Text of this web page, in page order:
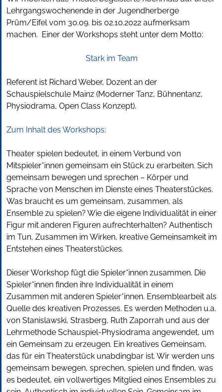
Lehrgangswochenende in der Jugendherberge
Prüm/Eifel vom 30.09. bis 02.10.2022 aufmerksam
machen. Einer der Workshops steht unter dem Motto:
Stark im Team
Referent ist Richard Weber, Dozent an der
Schauspielschule Mainz (Moderner Tanz, Bühnentanz,
Physiodrama, Open Class Konzept).
Zum Inhalt des Workshops:
Theater spielen bedeutet, in einem Verbund von
Mitspieler*innen gemeinsam ein Stück zu erarbeiten. Sich
gemeinsam bewegen und sprechen – Körper und
Sprache von Menschen im Dienste eines Theaterstückes.
Was braucht es um gemeinsam, zusammen, als
Ensemble zu spielen? Wie die eigene Individualität in einer
Figur mit anderen Figuren aufrechterhalten? Authentisch
im Tun, Zusammen im Wirken, kreative Gemeinsamkeit im
Entstehen eines Theaterstückes.
Dieser Workshop fügt die Spieler*innen zusammen. Die
Spieler*innen finden ihre Individualität in einem
Zusammen mit anderen Spieler*innen. Ensemblearbeit als
Quelle des kreativen Prozesses. Es werden Methoden u.a.
von Stanislawski, Strasberg, Ruth Zaporrah und aus der
Lehrmethode Schauspiel-Physiodrama angewendet, um
ein Gemeinsam zu erzeugen. Ein kreatives Gemeinsam,
das für ein Theaterstück unabdingbar ist. Wir werden uns
gemeinsam bewegen, sprechen, spielen und finden, was
es bedeutet, ein vollwertiges Mitglied eines Ensembles zu